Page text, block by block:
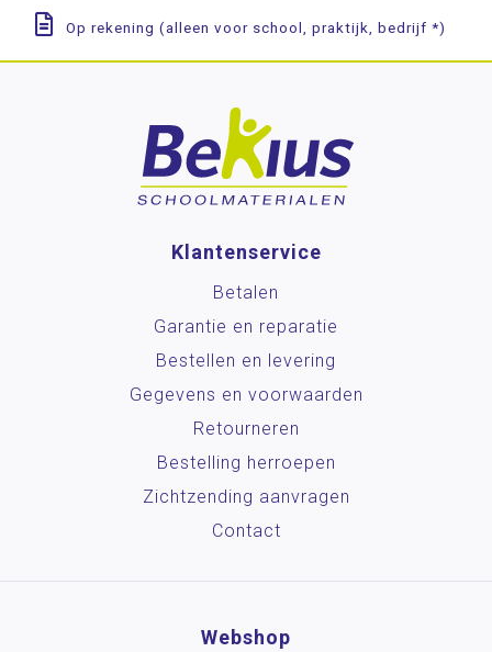
Op rekening (alleen voor school, praktijk, bedrijf *)
Klantenservice
Betalen
Garantie en reparatie
Bestellen en levering
Gegevens en voorwaarden
Retourneren
Bestelling herroepen
Zichtzending aanvragen
Contact
Webshop